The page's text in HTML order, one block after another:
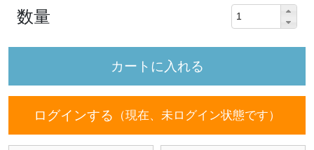
数量
ログインする （現在、未ログイン状態です）